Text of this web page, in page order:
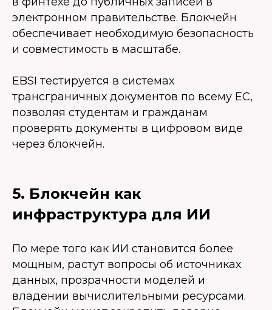
электронном правительстве. Блокчейн
обеспечивает необходимую безопасность
и совместимость в масштабе.
EBSI тестируется в системах
трансграничных документов по всему ЕС,
позволяя студентам и гражданам
проверять документы в цифровом виде
через блокчейн.
5. Блокчейн как
инфраструктура для ИИ
По мере того как ИИ становится более
мощным, растут вопросы об источниках
данных, прозрачности моделей и
владении вычислительными ресурсами.